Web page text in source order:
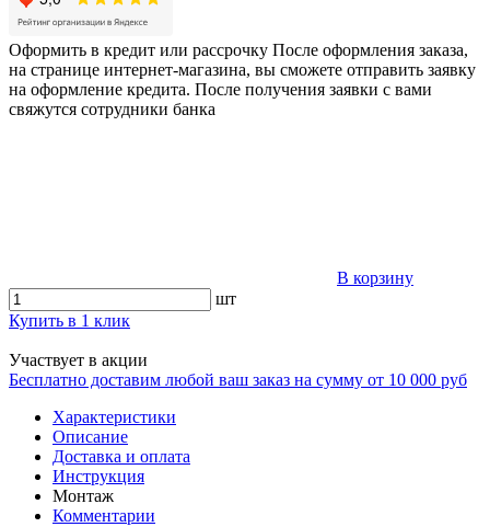
Оформить в кредит или рассрочку После оформления заказа,
на странице интернет-магазина, вы сможете отправить заявку
на оформление кредита. После получения заявки с вами
свяжутся сотрудники банка
В корзину
шт
Купить в 1 клик
Участвует в акции
Бесплатно доставим любой ваш заказ на сумму от 10 000 руб
Характеристики
Описание
Доставка и оплата
Инструкция
Монтаж
Комментарии